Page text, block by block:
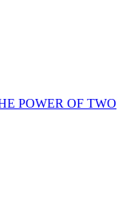
POWER OF TWO